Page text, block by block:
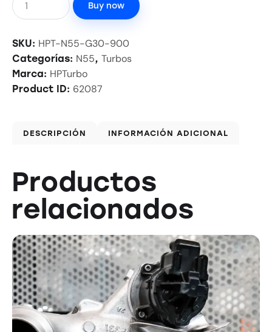
Buy now
SKU: HPT-N55-G30-900
Categorías: N55, Turbos
Marca: HPTurbo
Product ID: 62087
DESCRIPCIÓN INFORMACIÓN ADICIONAL
Productos
relacionados